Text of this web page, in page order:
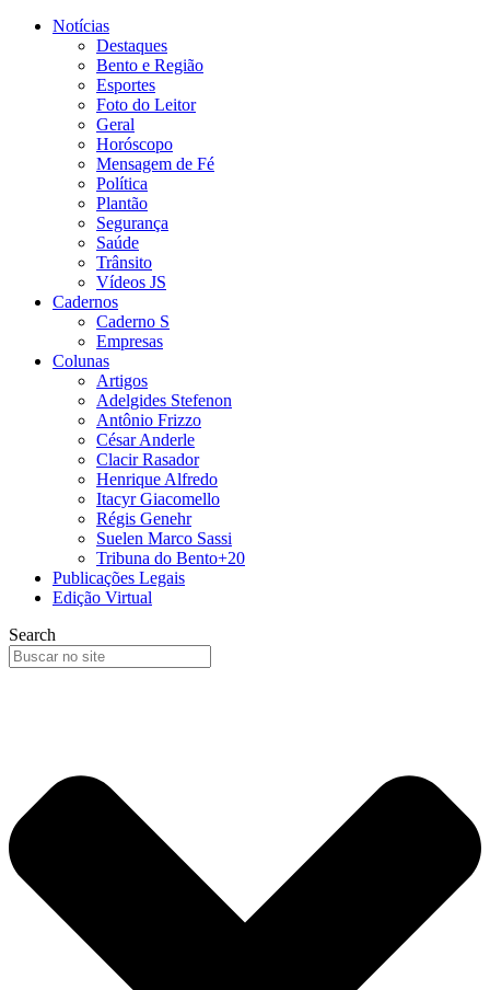
Notícias
Destaques
Bento e Região
Esportes
Foto do Leitor
Geral
Horóscopo
Mensagem de Fé
Política
Plantão
Segurança
Saúde
Trânsito
Vídeos JS
Cadernos
Caderno S
Empresas
Colunas
Artigos
Adelgides Stefenon
Antônio Frizzo
César Anderle
Clacir Rasador
Henrique Alfredo
Itacyr Giacomello
Régis Genehr
Suelen Marco Sassi
Tribuna do Bento+20
Publicações Legais
Edição Virtual
Search